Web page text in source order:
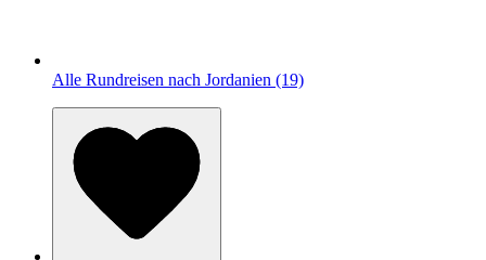
Alle Rundreisen nach Jordanien (19)